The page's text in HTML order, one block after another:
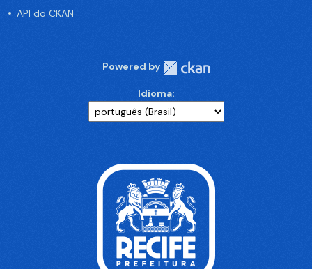
API do CKAN
Powered by
Idioma